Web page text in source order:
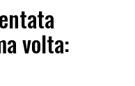
volta: